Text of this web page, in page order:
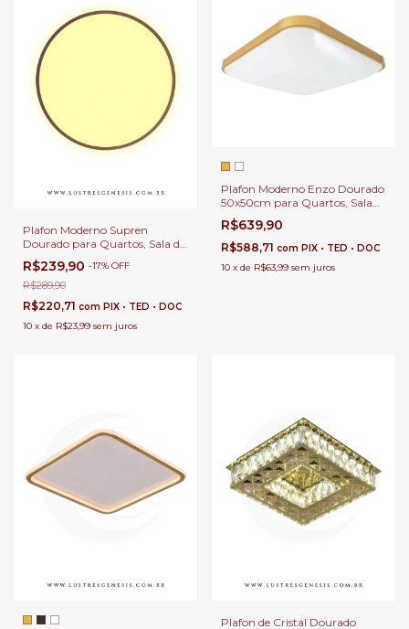
Plafon Moderno Supren
Dourado para Quartos, Sala de
Estar, Hall de Entrada,
Escritório, Lavabos e Sala de
Jantar
R$239,90 -17% OFF
R$289,90
R$220,71 com PIX • TED • DOC
10 x de R$23,99 sem juros
Plafon Moderno Enzo Dourado
50x50cm para Quartos, Sala
de Estar, Hall de Entrada,
Escritório e Sala de Jantar
R$639,90
R$588,71 com PIX • TED • DOC
10 x de R$63,99 sem juros
Plafon de Cristal Dourado